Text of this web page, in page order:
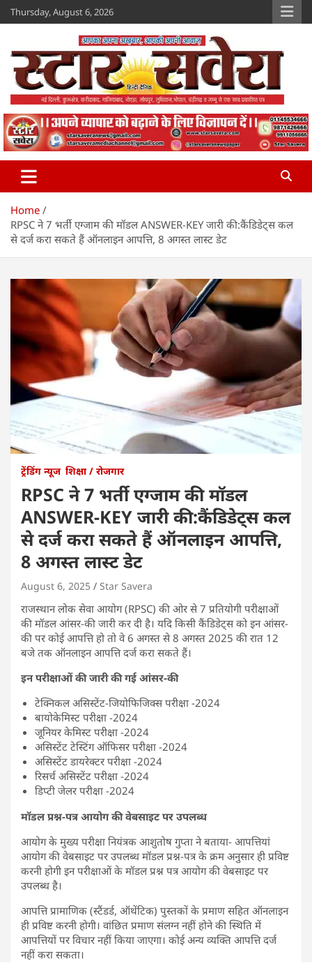
Skip
to
Thursday, August 6, 2026
Star Savera
www.starsavera.com
Home
RPSC ने 7 भर्ती एग्जाम की मॉडल ANSWER-KEY जारी की:कैंडिडेट्स कल
से दर्ज करा सकते हैं ऑनलाइन आपत्ति, 8 अगस्त लास्ट डेट
ट्रेंडिंग न्यूज शिक्षा / रोजगार
RPSC ने 7 भर्ती एग्जाम की मॉडल
ANSWER-KEY जारी की:कैंडिडेट्स कल
से दर्ज करा सकते हैं ऑनलाइन आपत्ति,
8 अगस्त लास्ट डेट
August 6, 2025 Star Savera
राजस्थान लोक सेवा आयोग (RPSC) की ओर से 7 प्रतियोगी परीक्षाओं
की मॉडल आंसर-की जारी कर दी है। यदि किसी कैंडिडेट्स को इन आंसर-
की पर कोई आपत्ति हो तो वे 6 अगस्त से 8 अगस्त 2025 की रात 12
बजे तक ऑनलाइन आपत्ति दर्ज करा सकते हैं।
इन परीक्षाओं की जारी की गई आंसर-की
टेक्निकल असिस्टेंट-जियोफिजिक्स परीक्षा -2024
बायोकेमिस्ट परीक्षा -2024
जूनियर केमिस्ट परीक्षा -2024
असिस्टेंट टेस्टिंग ऑफिसर परीक्षा -2024
असिस्टेंट डायरेक्टर परीक्षा -2024
रिसर्च असिस्टेंट परीक्षा -2024
डिप्टी जेलर परीक्षा -2024
मॉडल प्रश्न-पत्र आयोग की वेबसाइट पर उपलब्ध
आयोग के मुख्य परीक्षा नियंत्रक आशुतोष गुप्ता ने बताया- आपत्तियां
आयोग की वेबसाइट पर उपलब्ध मॉडल प्रश्न-पत्र के क्रम अनुसार ही प्रविष्ट
करनी होगी इन परीक्षाओं के मॉडल प्रश्न पत्र आयोग की वेबसाइट पर
उपलब्ध है।
आपत्ति प्रामाणिक (स्टैंडर्ड, ऑथेंटिक) पुस्तकों के प्रमाण सहित ऑनलाइन
ही प्रविष्ट करनी होगी। वांछित प्रमाण संलग्न नहीं होने की स्थिति में
आपत्तियों पर विचार नहीं किया जाएगा। कोई अन्य व्यक्ति आपत्ति दर्ज
नहीं करा सकता।